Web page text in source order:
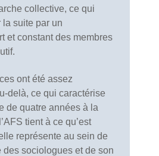
collective, ce qui
la suite par un
et constant des membres
ont été assez
delà, ce qui caractérise
de quatre années à la
tient à ce qu’est
représente au sein de
des sociologues et de son